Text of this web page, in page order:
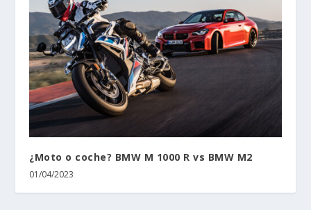
¿Moto o coche? BMW M 1000 R vs BMW M2
01/04/2023